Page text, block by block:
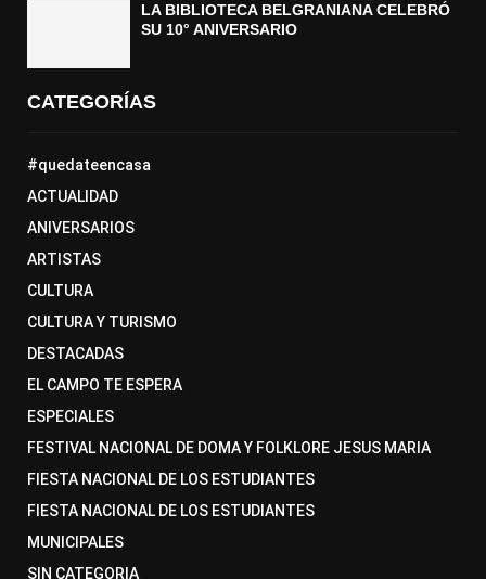
LA BIBLIOTECA BELGRANIANA CELEBRÓ
SU 10° ANIVERSARIO
CATEGORÍAS
#quedateencasa
ACTUALIDAD
ANIVERSARIOS
ARTISTAS
CULTURA
CULTURA Y TURISMO
DESTACADAS
EL CAMPO TE ESPERA
ESPECIALES
FESTIVAL NACIONAL DE DOMA Y FOLKLORE JESUS MARIA
FIESTA NACIONAL DE LOS ESTUDIANTES
FIESTA NACIONAL DE LOS ESTUDIANTES
MUNICIPALES
SIN CATEGORIA